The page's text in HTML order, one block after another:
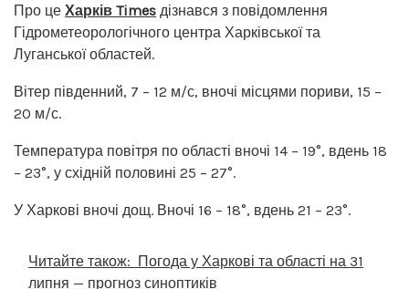
Про це Харків Times дізнався з повідомлення
Гідрометеорологічного центра Харківської та
Луганської областей.
Вітер південний, 7 – 12 м/с, вночі місцями пориви, 15 –
20 м/с.
Температура повітря по області вночі 14 – 19°, вдень 18
– 23°, у східній половині 25 – 27°.
У Харкові вночі дощ. Вночі 16 – 18°, вдень 21 – 23°.
Читайте також: Погода у Харкові та області на 31
липня — прогноз синоптиків